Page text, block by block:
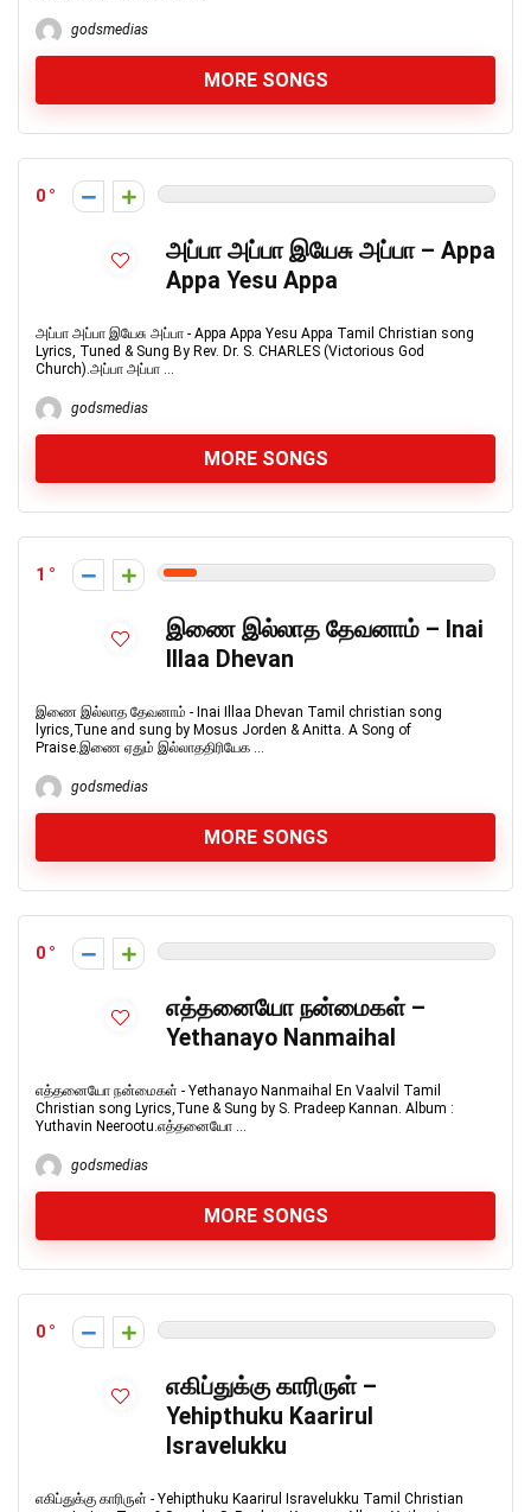
godsmedias
MORE SONGS
0
அப்பா அப்பா இயேசு அப்பா – Appa
Appa Yesu Appa
அப்பா அப்பா இயேசு அப்பா - Appa Appa Yesu Appa Tamil Christian song
Lyrics, Tuned & Sung By Rev. Dr. S. CHARLES (Victorious God
Church).அப்பா அப்பா ...
godsmedias
MORE SONGS
1
இணை இல்லாத தேவனாம் – Inai
Illaa Dhevan
இணை இல்லாத தேவனாம் - Inai Illaa Dhevan Tamil christian song
lyrics,Tune and sung by Mosus Jorden & Anitta. A Song of
Praise.இணை ஏதும் இல்லாததிரியேக ...
godsmedias
MORE SONGS
0
எத்தனையோ நன்மைகள் –
Yethanayo Nanmaihal
எத்தனையோ நன்மைகள் - Yethanayo Nanmaihal En Vaalvil Tamil
Christian song Lyrics,Tune & Sung by S. Pradeep Kannan. Album :
Yuthavin Neerootu.எத்தனையோ ...
godsmedias
MORE SONGS
0
எகிப்துக்கு காரிருள் –
Yehipthuku Kaarirul
Isravelukku
எகிப்துக்கு காரிருள் - Yehipthuku Kaarirul Isravelukku Tamil Christian